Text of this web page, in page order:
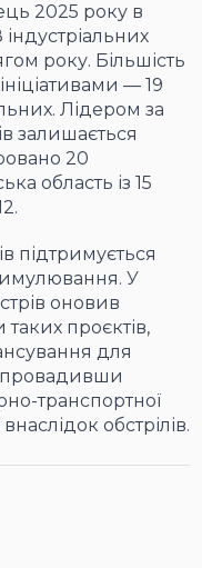
2025 року в
індустріальних
року. Більшість
— 19
Лідером за
залишається
20
область із 15
підтримується
У
оновив
проєктів,
для
транспортної
обстрілів.